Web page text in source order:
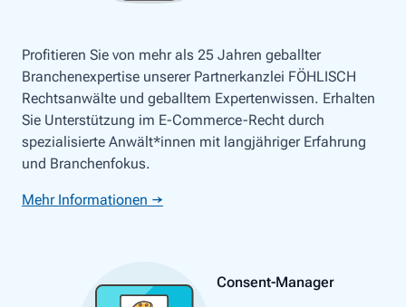
Profitieren Sie von mehr als 25 Jahren geballter
Branchenexpertise unserer Partnerkanzlei FÖHLISCH
Rechtsanwälte und geballtem Expertenwissen. Erhalten
Sie Unterstützung im E-Commerce-Recht durch
spezialisierte Anwält*innen mit langjähriger Erfahrung
und Branchenfokus.
Mehr Informationen →
Consent-Manager